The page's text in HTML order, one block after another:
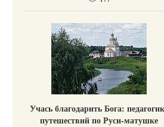
Учась благодарить Бога:
путешествий по Руси-матушке